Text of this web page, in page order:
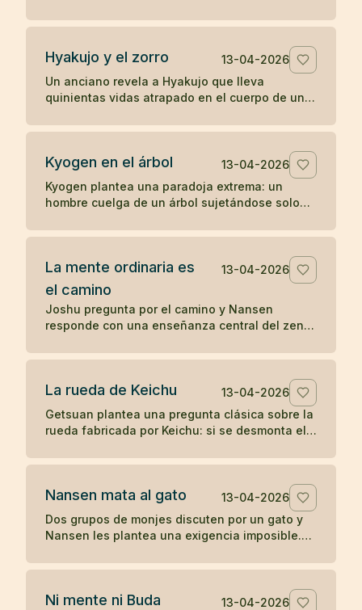
percepción directa.
Hyakujo y el zorro
13-04-2026
Un anciano revela a Hyakujo que lleva
quinientas vidas atrapado en el cuerpo de un
causa y efecto. Un koan clásico sobre karma y
Kyogen en el árbol
13-04-2026
Kyogen plantea una paradoja extrema: un
hombre cuelga de un árbol sujetándose solo
sentido del zen. Un koan sobre respuesta y
La mente ordinaria es
el camino
13-04-2026
Joshu pregunta por el camino y Nansen
responde con una enseñanza central del zen:
persigue, ya es el camino.
La rueda de Keichu
13-04-2026
Getsuan plantea una pregunta clásica sobre la
rueda fabricada por Keichu: si se desmonta el
forma, función y vacío.
Nansen mata al gato
13-04-2026
Dos grupos de monjes discuten por un gato y
Nansen les plantea una exigencia imposible.
más tarde Joshu contesta sin palabras.
Ni mente ni Buda
13-04-2026